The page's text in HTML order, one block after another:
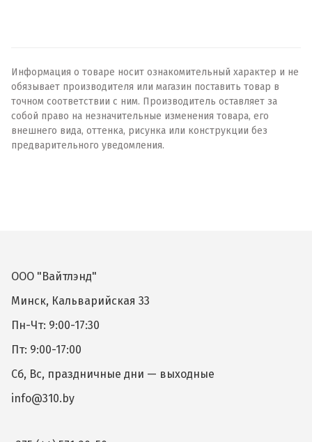
Информация о товаре носит ознакомительный характер и не
обязывает производителя или магазин поставить товар в
точном соответствии с ним. Производитель оставляет за
собой право на незначительные изменения товара, его
внешнего вида, оттенка, рисунка или конструкции без
предварительного уведомления.
ООО "Вайтлэнд"
Минск, Кальварийская 33
Пн-Чт: 9:00-17:30
Пт: 9:00-17:00
Сб, Вс, праздничные дни — выходные
info@310.by